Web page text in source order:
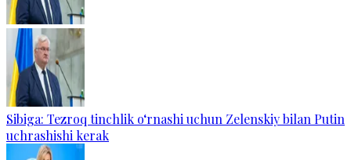
Sibiga: Tezroq tinchlik o‘rnashi uchun Zelenskiy bilan Putin
uchrashishi kerak